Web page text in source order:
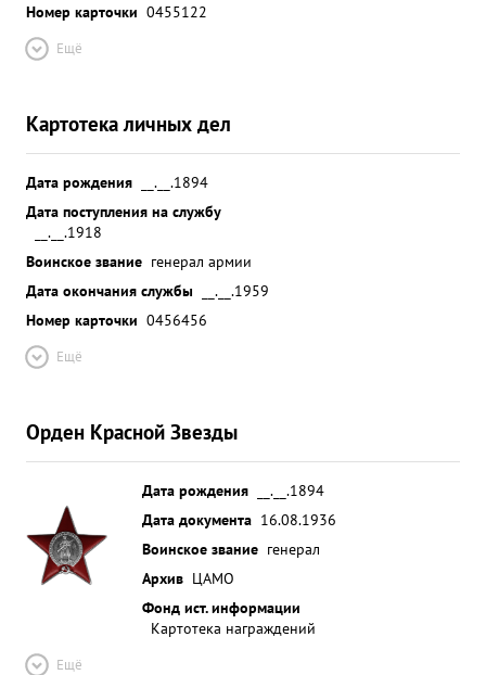
Номер карточки 0455122
Ещё
Картотека личных дел
Дата рождения
__.__.1894
Дата поступления на службу
__.__.1918
Воинское звание генерал армии
Дата окончания службы
__.__.1959
Номер карточки 0456456
Ещё
Орден Красной Звезды
Дата рождения
__.__.1894
Дата документа 16.08.1936
Воинское звание генерал
Архив ЦАМО
Фонд ист. информации
Картотека награждений
Ещё